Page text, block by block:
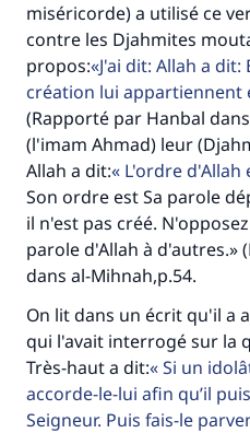
miséricorde) a utilisé ce
contre les Djahmites
propos: J'ai dit: Allah a
création lui appartiennent
(Rapporté par Hanbal
(l'imam Ahmad) leur
Allah a dit:
L'ordre d'Allah
Son ordre est Sa parole
il n'est pas créé.
parole d'Allah à d'autres.»
dans al-Mihnah,p.54.
On lit dans un écrit qu'il a
qui l'avait interrogé sur la
Très-haut a dit: Si un
accorde-le-lui afin qu’il
Seigneur. Puis fais-le